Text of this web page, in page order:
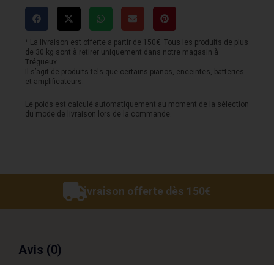
piano
GEWA
-
laquée
noire
¹ La livraison est offerte a partir de 150€. Tous les produits de plus
de 30 kg sont à retirer uniquement dans notre magasin à
Trégueux.
Il s’agit de produits tels que certains pianos, enceintes, batteries
et amplificateurs.
Le poids est calculé automatiquement au moment de la sélection
du mode de livraison lors de la commande.
Livraison offerte dès 150€
Avis (0)